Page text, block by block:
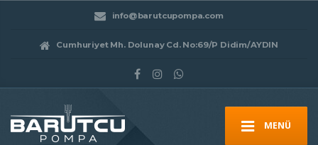
info@barutcupompa.com
Cumhuriyet Mh. Dolunay Cd. No:69/P Didim/AYDIN
MENÜ